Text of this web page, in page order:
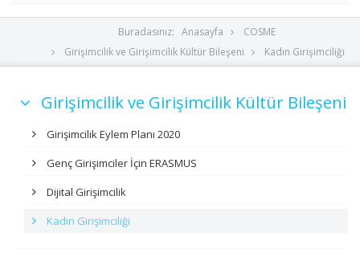
Buradasınız: Anasayfa
COSME
Girişimcilik ve Girişimcilik Kültür Bileşeni
Kadın Girişimciliği
Girişimcilik ve Girişimcilik Kültür Bileşeni
Girişimcilik Eylem Planı 2020
Genç Girişimciler İçin ERASMUS
Dijital Girişimcilik
Kadın Girişimciliği